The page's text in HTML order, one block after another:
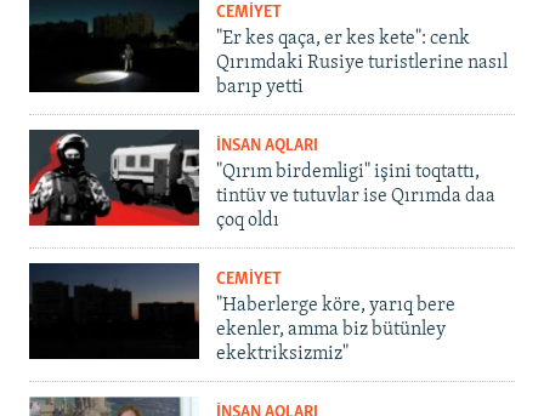
CEMİYET
"Er kes qaça, er kes kete": cenk
Qırımdaki Rusiye turistlerine nasıl
barıp yetti
İNSAN AQLARI
"Qırım birdemligi" işini toqtattı,
tintüv ve tutuvlar ise Qırımda daa
çoq oldı
CEMİYET
"Haberlerge köre, yarıq bere
ekenler, amma biz bütünley
ekektriksizmiz"